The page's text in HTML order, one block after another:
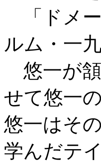
「ドメー
ルム・一
悠一が頷
せて悠一
悠一はそ
学んだテ